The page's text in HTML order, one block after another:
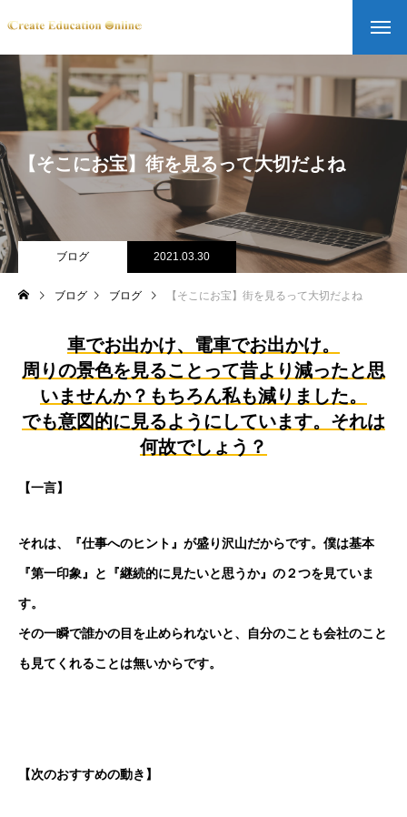
【そこにお宝】街を見るって大切だよね
ブログ 2021.03.30
ブログ ブログ 【そこにお宝】街を見るって大切だよね
車でお出かけ、電車でお出かけ。
周りの景色を見ることって昔より減ったと思
いませんか？もちろん私も減りました。
でも意図的に見るようにしています。それは
何故でしょう？
【一言】
それは、『仕事へのヒント』が盛り沢山だからです。僕は基本
『第一印象』と『継続的に見たいと思うか』の２つを見ていま
す。
その一瞬で誰かの目を止められないと、自分のことも会社のこと
も見てくれることは無いからです。
【次のおすすめの動き】